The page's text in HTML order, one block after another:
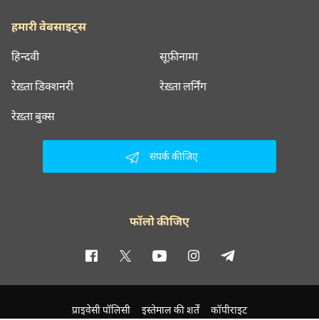
हमारी वेबसाइट्स
हिन्दवी सूफ़ीनामा
रेख़्ता डिक्शनरी रेख़्ता लर्निंग
रेख़्ता बुक्स
संपर्क कीजिए
फॉलो कीजिए
प्राइवेसी पॉलिसी इस्तेमाल की शर्तें कॉपीराइट